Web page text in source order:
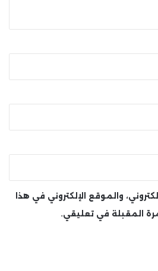
والموقع الإلكتروني في هذا
المقبلة في تعليقي.